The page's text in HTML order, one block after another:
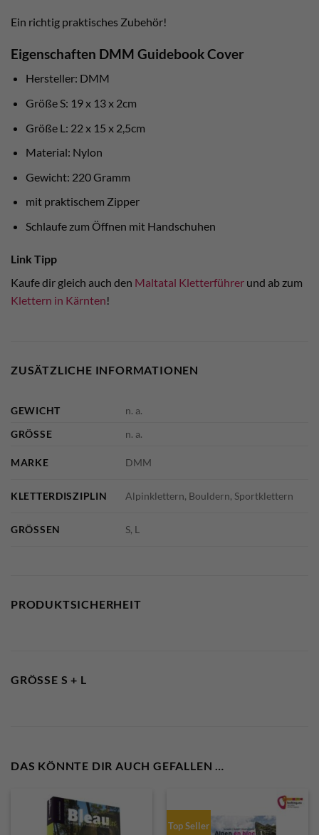
Ein richtig praktisches Zubehör!
Eigenschaften DMM Guidebook Cover
Hersteller: DMM
Größe S: 19 x 13 x 2cm
Größe L: 22 x 15 x 2,5cm
Material: Nylon
Gewicht: 220 Gramm
mit praktischem Zipper
Schlaufe zum Öffnen mit Handschuhen
Link Tipp
Kaufe dir gleich auch den Maltatal Kletterführer und ab zum
Klettern in Kärnten!
ZUSÄTZLICHE INFORMATIONEN
GEWICHT
n. a.
GRÖSSE
n. a.
MARKE DMM
KLETTERDISZIPLIN Alpinklettern, Bouldern, Sportklettern
GRÖSSEN S, L
PRODUKTSICHERHEIT
GRÖSSE S + L
DAS KÖNNTE DIR AUCH GEFALLEN …
Top Seller